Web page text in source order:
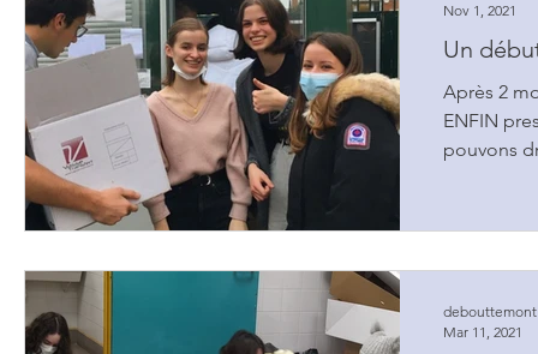
Un
Après 2
ENFIN
pouvons
Nov 1, 2021
debouttemont
Mar 11, 2021